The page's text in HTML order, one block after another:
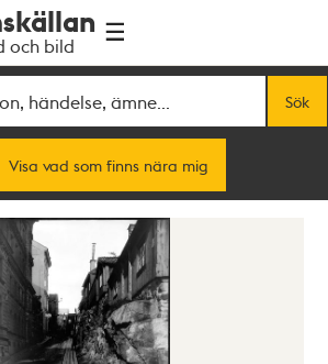
och bild
Sök
Visa vad som finns nära mig